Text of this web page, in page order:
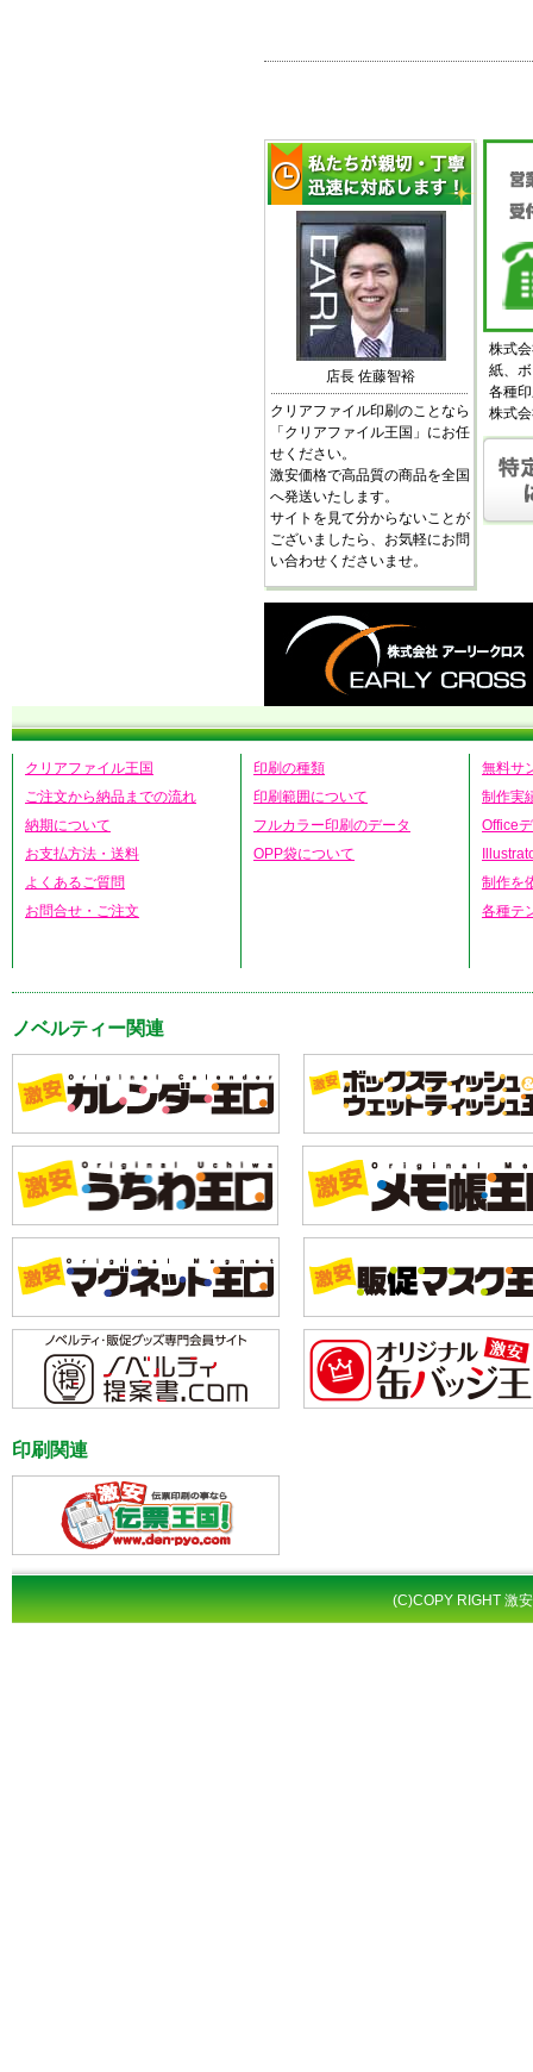
店長 佐藤智裕
クリアファイル印刷のことなら
「クリアファイル王国」にお任
せください。
激安価格で高品質の商品を全国
へ発送いたします。
サイトを見て分からないことが
ございましたら、お気軽にお問
い合わせくださいませ。
株式
紙、
各種
株式
クリアファイル王国
ご注文から納品までの流れ
納期について
お支払方法・送料
よくあるご質問
お問合せ・ご注文
印刷の種類
印刷範囲について
フルカラー印刷のデータ
OPP袋について
無料サ
制作実
Office
制作を
各種テ
ノベルティー関連
印刷関連
(C)COPY RIGHT 激